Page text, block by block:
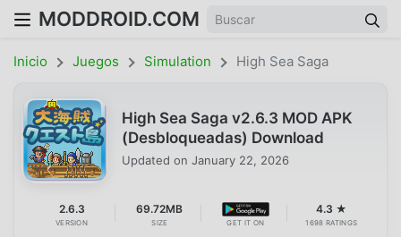
MODDROID.COM
Inicio Juegos Simulation High Sea Saga
High Sea Saga v2.6.3 MOD APK
(Desbloqueadas) Download
Updated on January 22, 2026
2.6.3
VERSION
69.72MB
SIZE GET IT ON
4.3 ★
1698 RATINGS